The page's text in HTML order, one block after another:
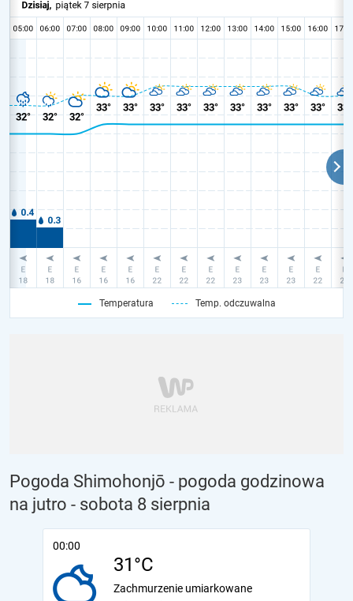
Temperatura Temp. odczuwalna
Pogoda Shimohonjō - pogoda godzinowa
na jutro - sobota 8 sierpnia
00:00
31°C
Zachmurzenie umiarkowane